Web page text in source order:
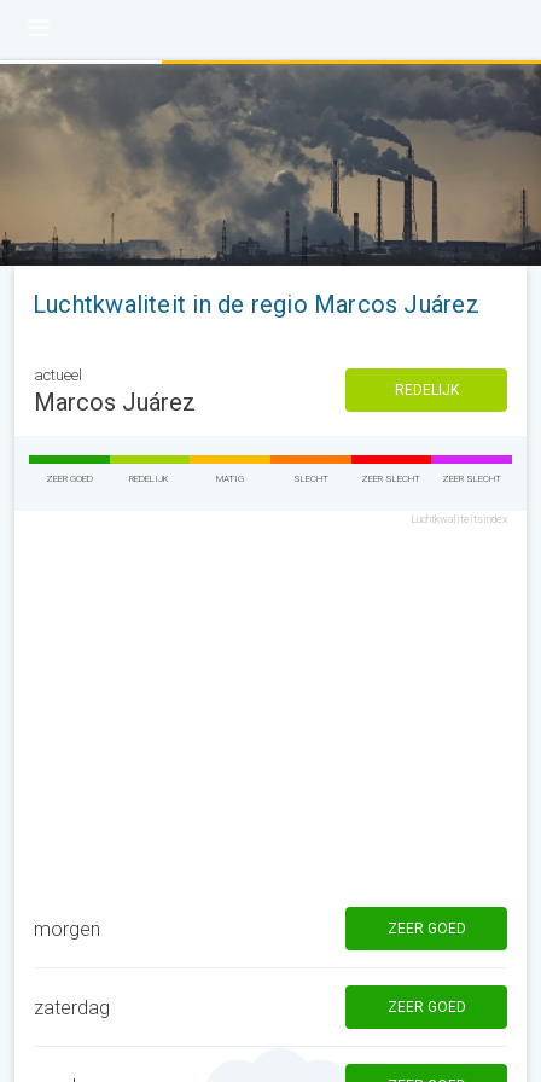
Luchtkwaliteit in de regio Marcos Juárez
actueel
Marcos Juárez REDELIJK
ZEER GOED REDELIJK MATIG SLECHT ZEER SLECHT ZEER SLECHT
Luchtkwaliteitsindex
morgen ZEER GOED
zaterdag ZEER GOED